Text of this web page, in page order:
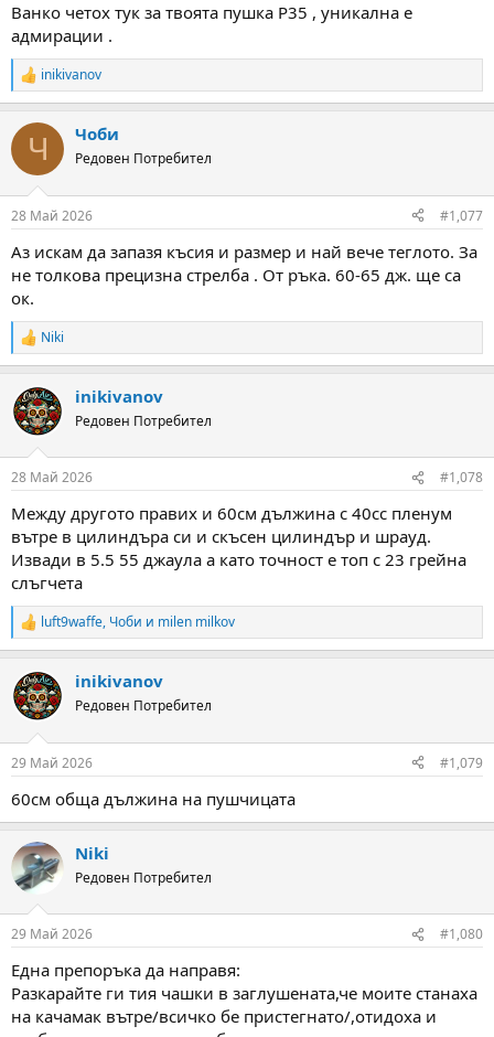
Ванко четох тук за твоята пушка Р35 , уникална е
адмирации .
R
e
c
i
s
inikivanov
Ч Чоби
Редовен Потребител
28 Май 2026 #1,077
Аз искам да запазя късия и размер и най вече теглото. За
не толкова прецизна стрелба . От ръка. 60-65 дж. ще са
ок.
R
e
c
t
i
s
Niki
inikivanov
Редовен Потребител
28 Май 2026 #1,078
Между другото правих и 60см дължина с 40сс пленум
вътре в цилиндъра си и скъсен цилиндър и шрауд.
Извади в 5.5 55 джаула а като точност е топ с 23 грейна
слъгчета
R
e
c
t
i
s
luft9waffe, Чоби и milen milkov
inikivanov
Редовен Потребител
29 Май 2026 #1,079
60см обща дължина на пушчицата
Niki
Редовен Потребител
29 Май 2026 #1,080
Една препоръка да направя:
Разкарайте ги тия чашки в заглушената,че моите станаха
на качамак вътре/всичко бе пристегнато/,отидоха и